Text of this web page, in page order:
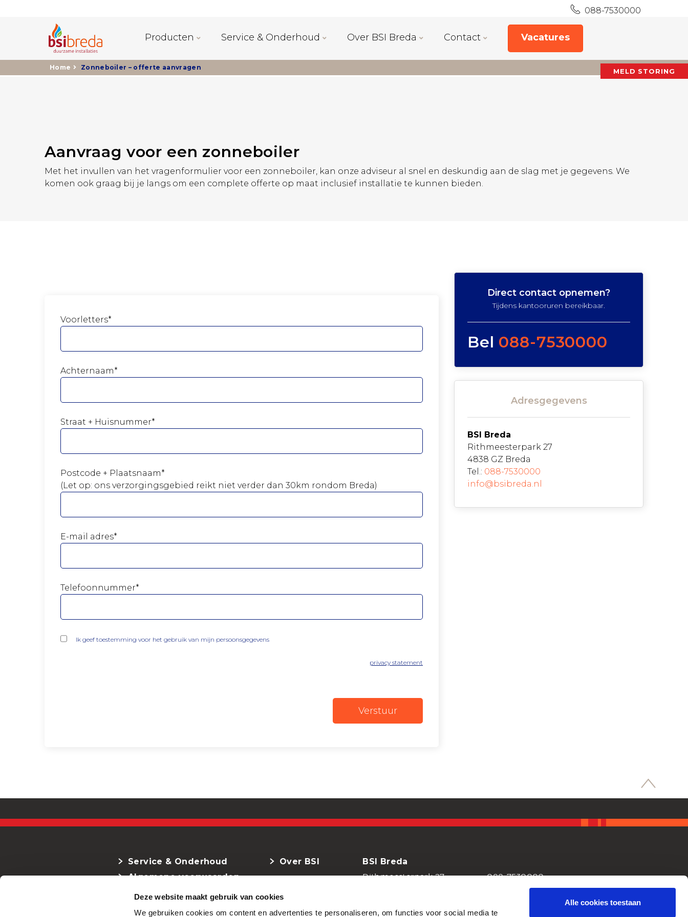
Deze website maakt gebruik van cookies
We gebruiken cookies om content en advertenties te personaliseren, om functies voor social media te
Alle cookies toestaan
088-7530000
Producten Service & Onderhoud Over BSI Breda Contact Vacatures
MELD STORING
Home Zonneboiler – offerte aanvragen
Aanvraag voor een zonneboiler
Met het invullen van het vragenformulier voor een zonneboiler, kan onze adviseur al snel en deskundig aan de slag met je gegevens. We
komen ook graag bij je langs om een complete offerte op maat inclusief installatie te kunnen bieden.
Voorletters*
Achternaam*
Straat + Huisnummer*
Postcode + Plaatsnaam*
(Let op: ons verzorgingsgebied reikt niet verder dan 30km rondom Breda)
E-mail adres*
Telefoonnummer*
Ik geef toestemming voor het gebruik van mijn persoonsgegevens
privacy statement
Direct contact opnemen?
Tijdens kantooruren bereikbaar.
Bel 088-7530000
Adresgegevens
BSI Breda
Rithmeesterpark 27
4838 GZ Breda
Tel.: 088-7530000
info@bsibreda.nl
Service & Onderhoud
Algemene voorwaarden
Over BSI
BSI Breda
Rithmeesterpark 27
088-7530000
info@bsibreda.nl